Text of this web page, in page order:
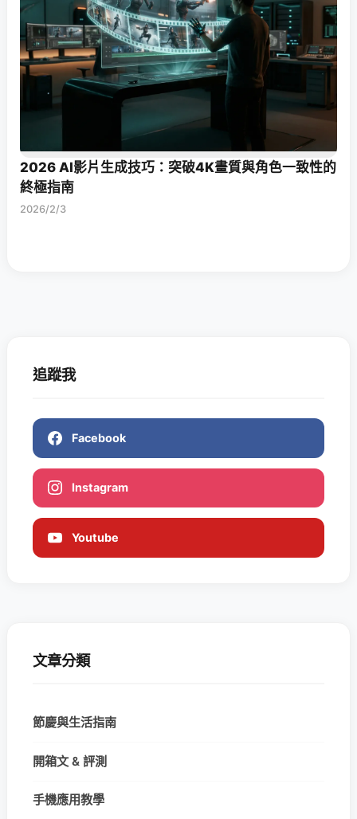
2026 AI影片生成技巧：突破4K畫質與角色一致性的
終極指南
2026/2/3
追蹤我
Facebook
Instagram
Youtube
文章分類
節慶與生活指南
開箱文 & 評測
手機應用教學